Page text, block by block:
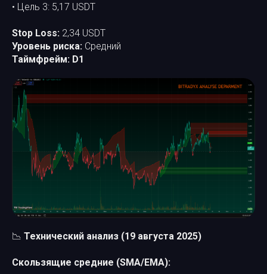
• Цель 3: 5,17 USDT
Stop Loss: 2,34 USDT
Уровень риска: Средний
Таймфрейм: D1
📉 Технический анализ (19 августа 2025)
Скользящие средние (SMA/EMA):